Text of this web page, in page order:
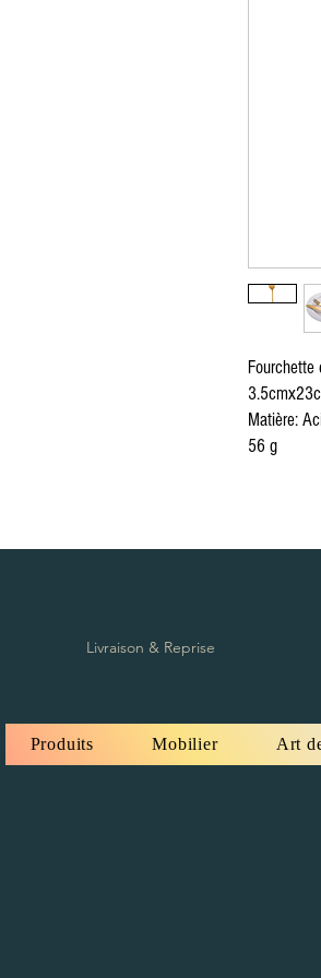
Zug furniture rental, Furniture
Red carpet, exhibition,
cushion, table knife, table fork,
Möbelverleih, Eventverleih
Freiburg Zürich, Vermietung
von Möbeln Nyon, Vermietung
Crans Montana, Vermietung
Ausserrhoden Möbelverleih,
von Möbeln St. Gallen,
Schwyz, Vermietung von
Möbelverlei, Runder Tisch,
Ausstellung, Konferenz,
Kissen, Tischmesser,
Fourchette
Matière:
56 g
Produits Mobilier Art
Livraison & Reprise